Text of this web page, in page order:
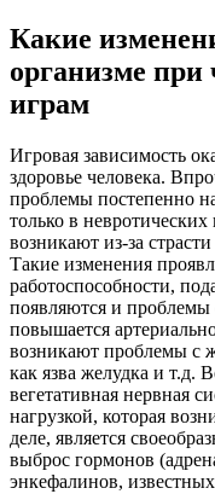
Какие
организме
играм
Игровая зависимость
здоровье человека.
проблемы постепенно
только в
возникают из-за
Такие изменения
работоспособности,
появляются и проблемы
повышается
возникают проблемы с
как язва желудка и т.д.
вегетативная нервная
нагрузкой, которая
деле, является
выброс гормонов
энкефалинов,